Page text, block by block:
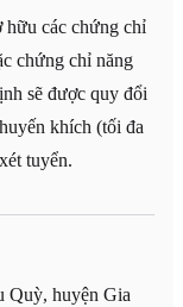
hữu các chứng chỉ
chứng chỉ năng
sẽ được quy đổi
khích (tối đa
tuyển.
Quỳ, huyện Gia